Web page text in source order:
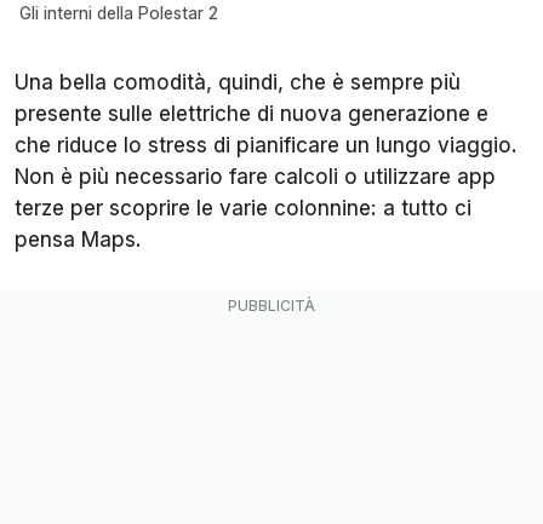
Gli interni della Polestar 2
Una bella comodità, quindi, che è sempre più
presente sulle elettriche di nuova generazione e
che riduce lo stress di pianificare un lungo viaggio.
Non è più necessario fare calcoli o utilizzare app
terze per scoprire le varie colonnine: a tutto ci
pensa Maps.